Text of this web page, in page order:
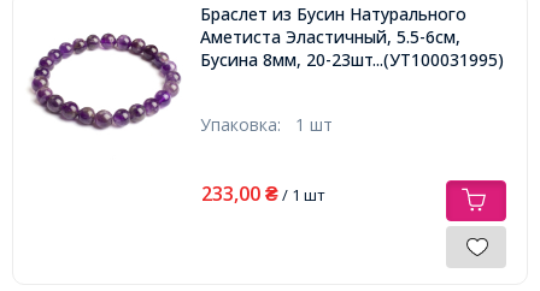
Браслет из Бусин Натурального
Аметиста Эластичный, 5.5-6см,
Бусина 8мм, 20-23шт/браслет,
...(УТ100031995)
Упаковка: 1 шт
233,00 ₴/ 1 шт